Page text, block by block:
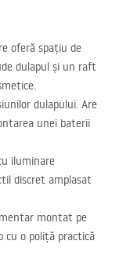
oferă spațiu de
dulapul și un raft
dulapului. Are
unei baterii
iluminare
discret amplasat
montat pe
cu o poliță practică